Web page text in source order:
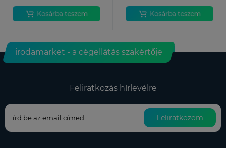
Kosárba teszem Kosárba teszem
irodamarket - a cégellátás szakértője
Feliratkozás hírlevélre
Feliratkozom